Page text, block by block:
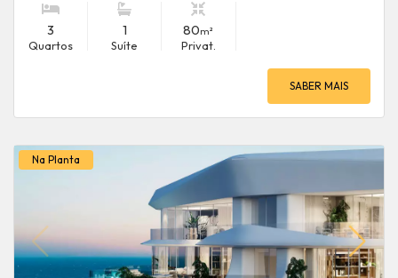
3
Quartos
1
Suíte
80m²
Privat.
SABER MAIS
Na Planta